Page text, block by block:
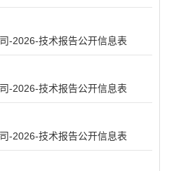
-2026-技术报告公开信息表
-2026-技术报告公开信息表
-2026-技术报告公开信息表